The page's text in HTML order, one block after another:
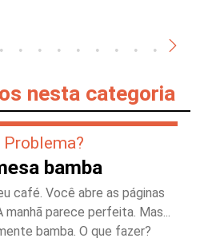
nesta categoria
Problema?
bamba
café. Você abre as páginas
parece perfeita. Mas...
bamba. O que fazer?